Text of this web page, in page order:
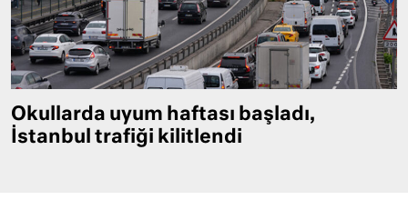
Okullarda uyum haftası başladı,
İstanbul trafiği kilitlendi